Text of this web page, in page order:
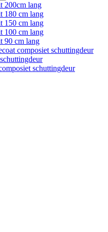
200cm lang
180 cm lang
150 cm lang
100 cm lang
90 cm lang
composiet schuttingdeur
schuttingdeur